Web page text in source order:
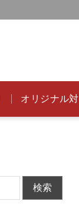
オリジナル
検索